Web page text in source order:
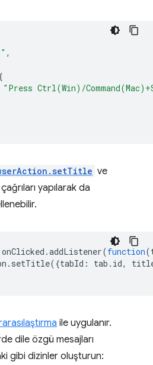
,
"Press Ctrl(Win)/
ve
çağrıları yapılarak da
onClicked .addListener(function(
. setTitle({tabId : tab . id,
ile uygulanır.
dile özgü mesajları
gibi dizinler oluşturun: